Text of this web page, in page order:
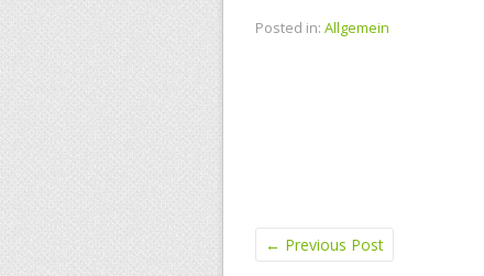
Posted in: Allgemein
← Previous Post